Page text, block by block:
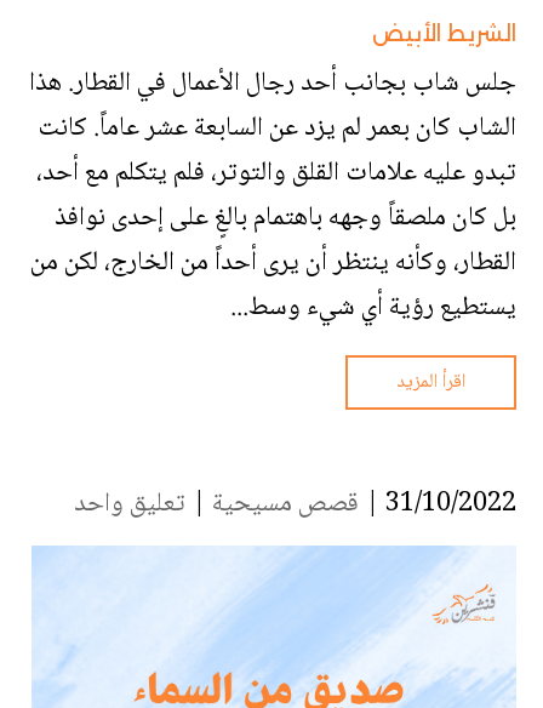
الشريط الأبيض
جلس شاب بجانب أحد رجال الأعمال في القطار. هذا
الشاب كان بعمر لم يزد عن السابعة عشر عاماً. كانت
تبدو عليه علامات القلق والتوتر، فلم يتكلم مع أحد،
بل كان ملصقاً وجهه باهتمام بالغٍ على إحدى نوافذ
القطار، وكأنه ينتظر أن يرى أحداً من الخارج، لكن من
يستطيع رؤية أي شيء وسط...
اقرأ المزيد
31/10/2022 | قصص مسيحية | تعليق واحد